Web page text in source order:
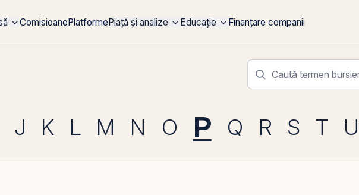
ComisioanePlatformePiață și analize Educație Finanțare companii
J K L M N O P Q R S T U